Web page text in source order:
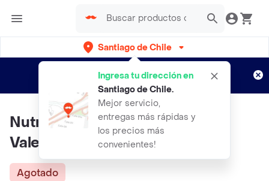
Santiago de Chile
Ingresa tu dirección en
Santiago de Chile.
Mejor servicio,
entregas más rápidas y
los precios más
convenientes!
envíos gratis por semanas
Aplican TyC
Nutra Food Galleta Sugarfree
Valentine
Agotado